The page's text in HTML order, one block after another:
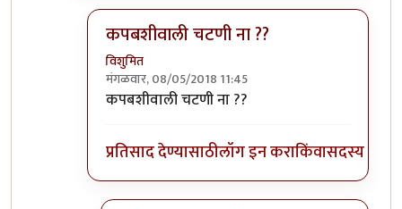
कपबशीवाली चटणी ना ??
विशुमित
मंगळवार, 08/05/2018 11:45
In reply toहेहेहेbyअभ्या..
कपबशीवाली चटणी ना ??
प्रतिसाद देण्यासाठीलॉग इन कराकिंवासदस्य व्हा